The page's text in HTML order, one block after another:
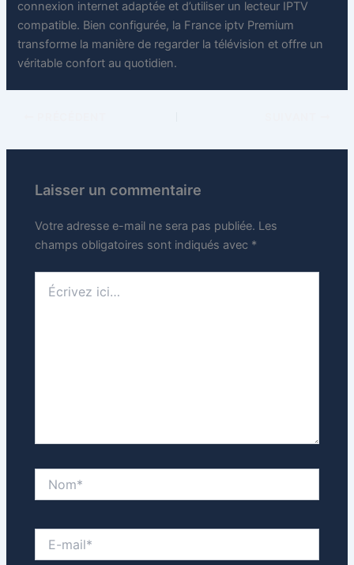
connexion internet adaptée et d’utiliser un lecteur IPTV
compatible. Bien configurée, la France iptv Premium
transforme la manière de regarder la télévision et offre un
véritable confort au quotidien.
Laisser un commentaire
Votre adresse e-mail ne sera pas publiée. Les
champs obligatoires sont indiqués avec *
ici…
mail*